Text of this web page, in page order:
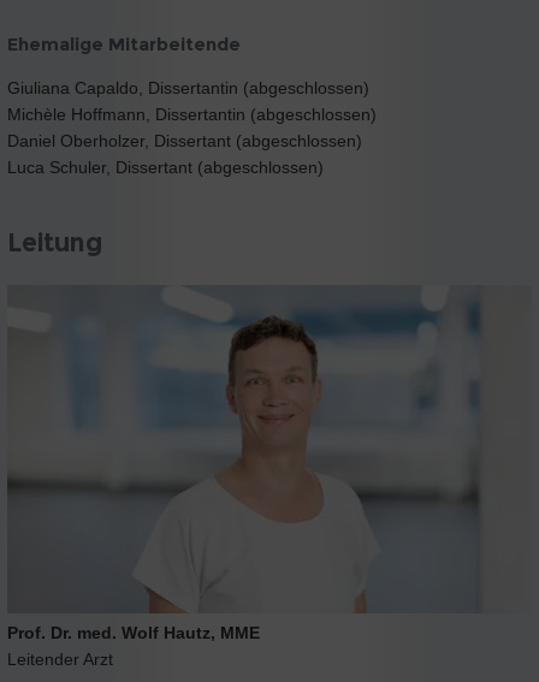
Ehemalige Mitarbeitende
Giuliana Capaldo, Dissertantin (abgeschlossen)
Michèle Hoffmann, Dissertantin (abgeschlossen)
Daniel Oberholzer, Dissertant (abgeschlossen)
Luca Schuler, Dissertant (abgeschlossen)
Leitung
Prof. Dr. med. Wolf Hautz, MME
Leitender Arzt